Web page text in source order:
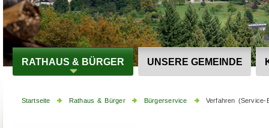
RATHAUS & BÜRGER UNSERE GEMEINDE
Startseite Rathaus & Bürger Bürgerservice Verfahren (Service-